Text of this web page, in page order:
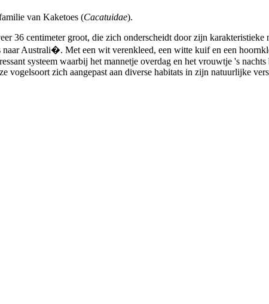
van Kaketoes (Cacatuidae).
36 centimeter groot, die zich onderscheidt door zijn
Australi�. Met een wit verenkleed, een witte kuif en een
systeem waarbij het mannetje overdag en het vrouwtje 's
vogelsoort zich aangepast aan diverse habitats in zijn natuurlijke